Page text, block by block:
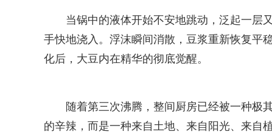
当锅中的液体开始不安地跳动，泛起一层
手快地浇入。浮沫瞬间消散，豆浆重新恢复平
化后，大豆内在精华的彻底觉醒。
随着第三次沸腾，整间厨房已经被一种极
的辛辣，而是一种来自土地、来自阳光、来自